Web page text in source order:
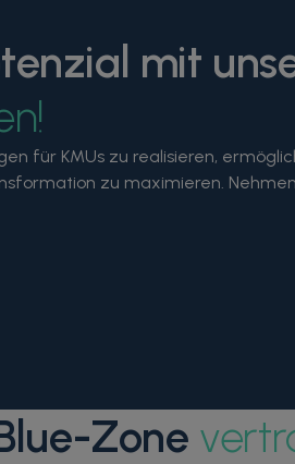
mit
für KMUs zu realisieren,
zu maximieren.
Zone